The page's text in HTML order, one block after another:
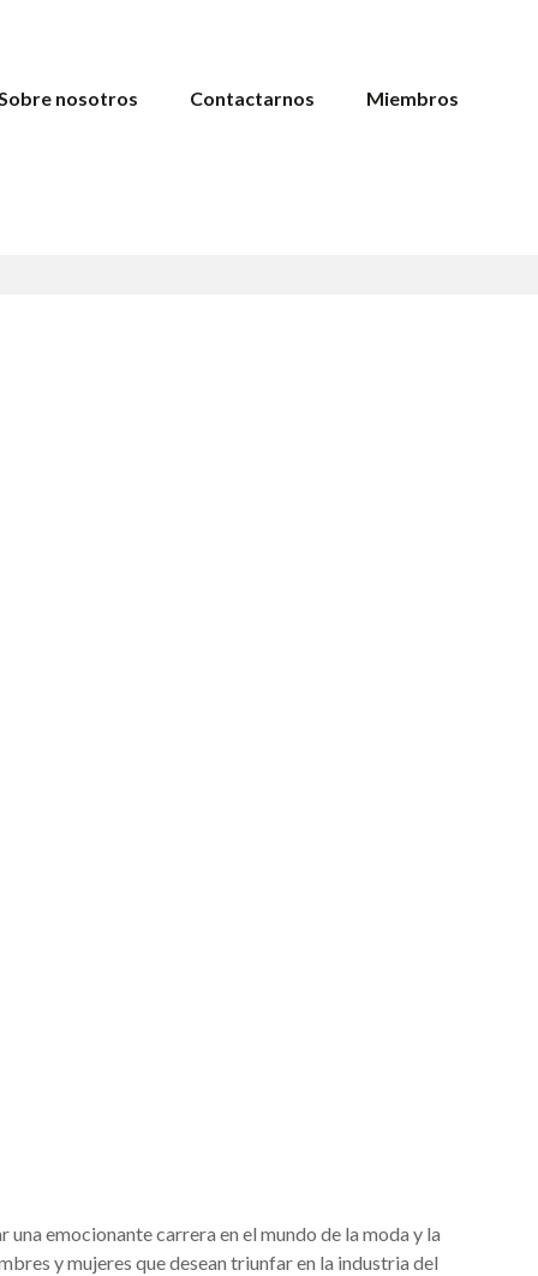
nosotros Contactarnos Miembros
emocionante carrera en el mundo de la moda y la
y mujeres que desean triunfar en la industria del